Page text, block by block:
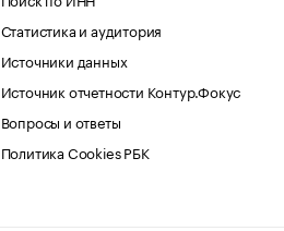
Статистика и аудитория
Источники данных
Источник отчетности Контур.Фокус
Вопросы и ответы
Политика Cookies РБК